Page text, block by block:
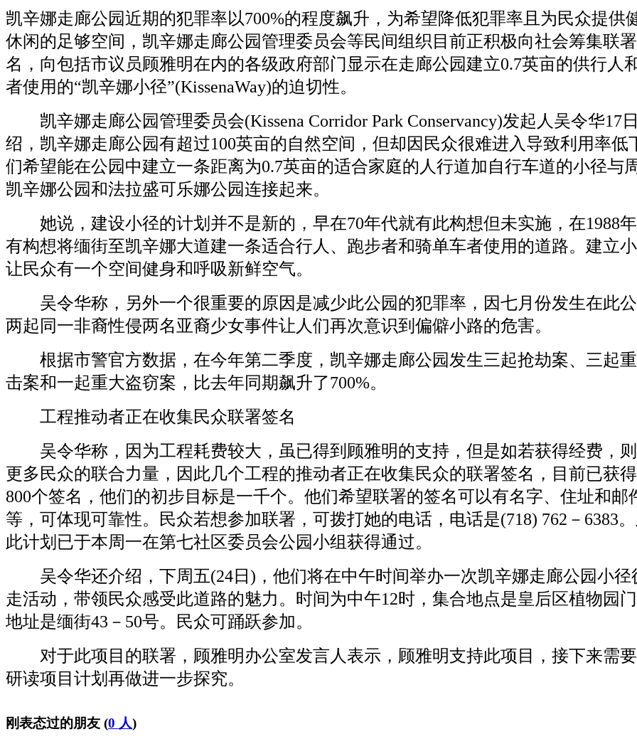
凯辛娜走廊公园近期的犯罪率以700%的程度飙升，为希望降低犯罪率且为民众提供
休闲的足够空间，凯辛娜走廊公园管理委员会等民间组织目前正积极向社会筹集联
名，向包括市议员顾雅明在内的各级政府部门显示在走廊公园建立0.7英亩的供行人
者使用的“凯辛娜小径”(KissenaWay)的迫切性。
凯辛娜走廊公园管理委员会(Kissena Corridor Park Conservancy)发起人吴令华17
绍，凯辛娜走廊公园有超过100英亩的自然空间，但却因民众很难进入导致利用率低
们希望能在公园中建立一条距离为0.7英亩的适合家庭的人行道加自行车道的小径与
凯辛娜公园和法拉盛可乐娜公园连接起来。
她说，建设小径的计划并不是新的，早在70年代就有此构想但未实施，在1988
有构想将缅街至凯辛娜大道建一条适合行人、跑步者和骑单车者使用的道路。建立
让民众有一个空间健身和呼吸新鲜空气。
吴令华称，另外一个很重要的原因是减少此公园的犯罪率，因七月份发生在此
两起同一非裔性侵两名亚裔少女事件让人们再次意识到偏僻小路的危害。
根据市警官方数据，在今年第二季度，凯辛娜走廊公园发生三起抢劫案、三起
击案和一起重大盗窃案，比去年同期飙升了700%。
工程推动者正在收集民众联署签名
吴令华称，因为工程耗费较大，虽已得到顾雅明的支持，但是如若获得经费，
更多民众的联合力量，因此几个工程的推动者正在收集民众的联署签名，目前已获
800个签名，他们的初步目标是一千个。他们希望联署的签名可以有名字、住址和邮
等，可体现可靠性。民众若想参加联署，可拨打她的电话，电话是(718) 762－6383
此计划已于本周一在第七社区委员会公园小组获得通过。
吴令华还介绍，下周五(24日)，他们将在中午时间举办一次凯辛娜走廊公园小径
走活动，带领民众感受此道路的魅力。时间为中午12时，集合地点是皇后区植物园
地址是缅街43－50号。民众可踊跃参加。
对于此项目的联署，顾雅明办公室发言人表示，顾雅明支持此项目，接下来需
研读项目计划再做进一步探究。
刚表态过的朋友 (0 人)